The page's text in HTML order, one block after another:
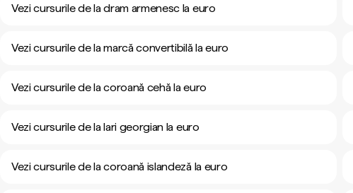
Vezi cursurile de la dram armenesc la euro
Vezi cursurile de la marcă convertibilă la euro
Vezi cursurile de la coroană cehă la euro
Vezi cursurile de la lari georgian la euro
Vezi cursurile de la coroană islandeză la euro